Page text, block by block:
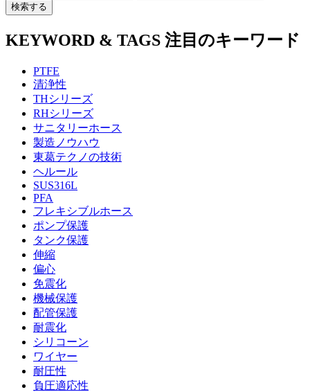
検索する
KEYWORD & TAGS 注目のキーワード
PTFE
清浄性
THシリーズ
RHシリーズ
サニタリーホース
製造ノウハウ
東葛テクノの技術
ヘルール
SUS316L
PFA
フレキシブルホース
ポンプ保護
タンク保護
伸縮
偏心
免震化
機械保護
配管保護
耐震化
シリコーン
ワイヤー
耐圧性
負圧適応性